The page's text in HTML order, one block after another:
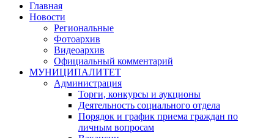
Главная
Новости
Региональные
Фотоархив
Видеоархив
Официальный комментарий
МУНИЦИПАЛИТЕТ
Администрация
Торги, конкурсы и аукционы
Деятельность социального отдела
Порядок и график приема граждан по
личным вопросам